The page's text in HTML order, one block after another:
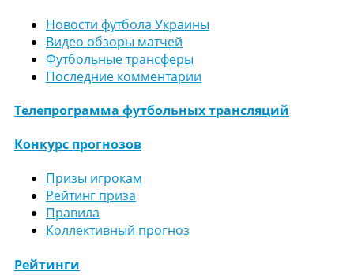
Новости футбола Украины
Видео обзоры матчей
Футбольные трансферы
Последние комментарии
Телепрограмма футбольных трансляций
Конкурс прогнозов
Призы игрокам
Рейтинг приза
Правила
Коллективный прогноз
Рейтинги